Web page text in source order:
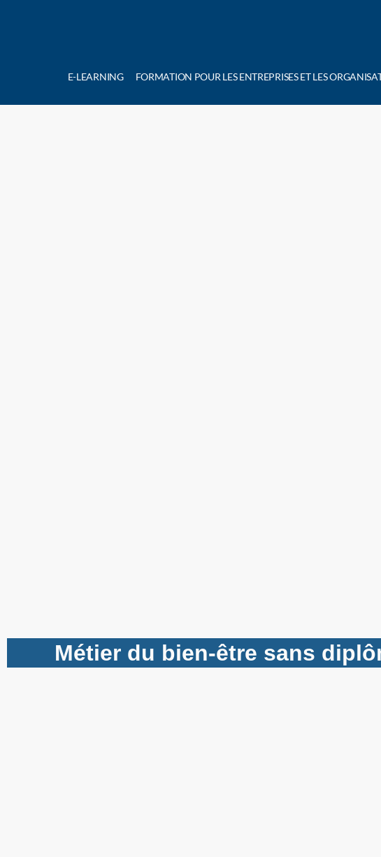
E-LEARNING FORMATION POUR LES ENTREPRISES ET LES
Métier du bien-être sans